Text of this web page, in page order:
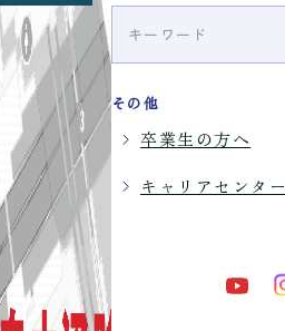
その他
卒業生の方へ
キャリアセンター